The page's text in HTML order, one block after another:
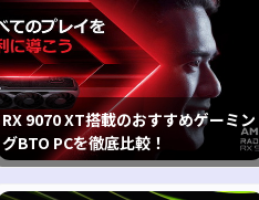
RX 9070 XT搭載のおすすめゲーミン
グBTO PCを徹底比較！